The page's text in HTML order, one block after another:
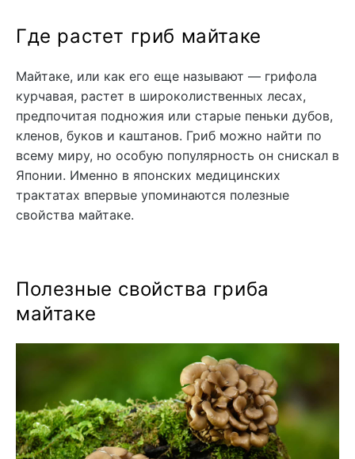
Где растет гриб майтаке
Майтаке, или как его еще называют — грифола
курчавая, растет в широколиственных лесах,
предпочитая подножия или старые пеньки дубов,
кленов, буков и каштанов. Гриб можно найти по
всему миру, но особую популярность он снискал в
Японии. Именно в японских медицинских
трактатах впервые упоминаются полезные
свойства майтаке.
Полезные свойства гриба
майтаке